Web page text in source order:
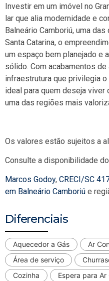
Investir em um imóvel no
lar que alia modernidade e
Balneário Camboriú, uma
Santa Catarina, o
um espaço bem planejado e
sólido. Com acabamentos
infraestrutura que privilegia
ideal para quem deseja
uma das regiões mais
Os valores estão sujeitos a
Consulte a disponibilidade
Marcos Godoy, CRECI/SC
em Balneário Camboriú e
Diferenciais
Aquecedor a Gás
Ar
Área de serviço
Cozinha
Espera para